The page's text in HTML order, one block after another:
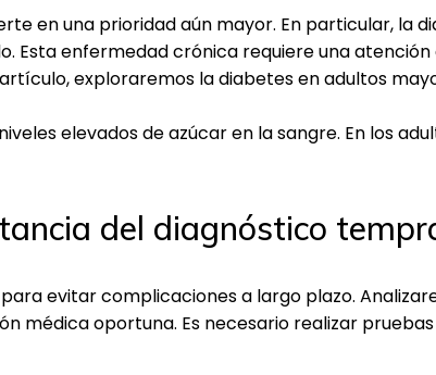
en una prioridad aún mayor. En particular, la
Esta enfermedad crónica requiere una
exploraremos la diabetes en adultos
elevados de azúcar en la sangre. En los
del diagnóstico
evitar complicaciones a largo plazo.
médica oportuna. Es necesario realizar